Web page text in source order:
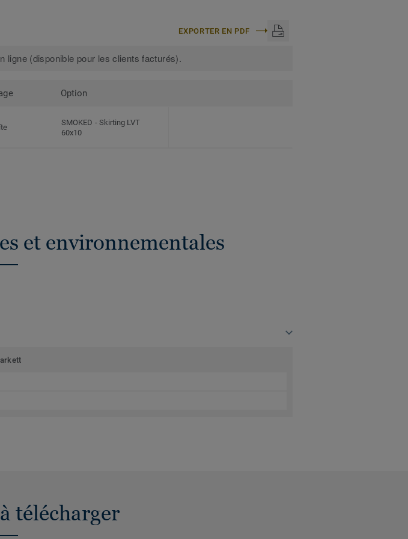
EXPORTER EN PDF
ligne (disponible pour les clients facturés).
Option
SMOKED - Skirting LVT
60x10
et environnementales
télécharger